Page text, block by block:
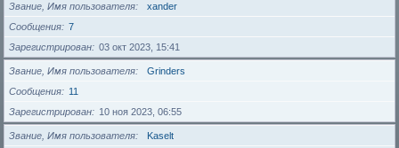
Звание, Имя пользователя
xander
Сообщения
7
Зарегистрирован
03 окт 2023, 15:41
Звание, Имя пользователя
Grinders
Сообщения
11
Зарегистрирован
10 ноя 2023, 06:55
Звание, Имя пользователя
Kaselt